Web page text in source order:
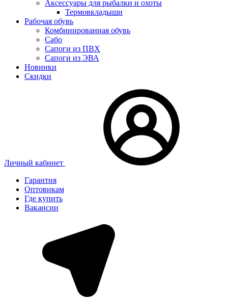
Аксессуары для рыбалки и охоты
Термовкладыши
Рабочая обувь
Комбинированная обувь
Сабо
Сапоги из ПВХ
Сапоги из ЭВА
Новинки
Скидки
Личный кабинет
Гарантия
Оптовикам
Где купить
Вакансии